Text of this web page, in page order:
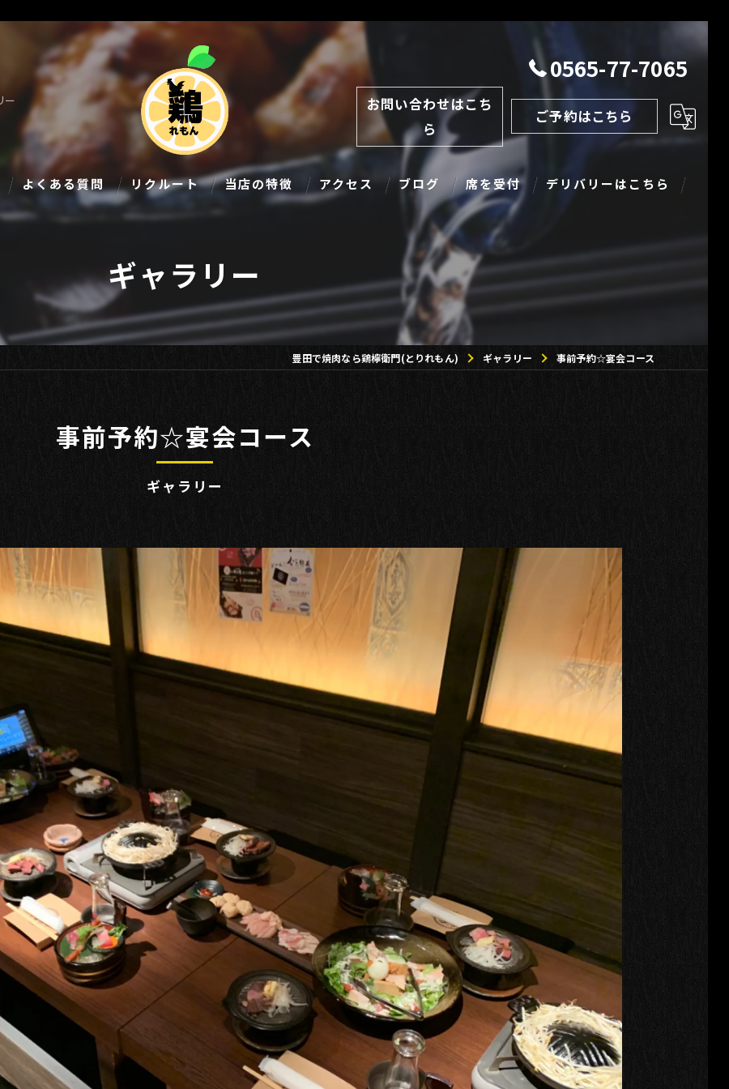
ー
0565-77-7065
お問い合わせはこち
ら
ご予約はこちら
よくある質問 リクルート 当店の特徴
飲み放題
個室
宴会
アクセス ブログ 席を受付 デリバリーはこちら
ギャラリー
豊田で焼肉なら鶏檸衛門(とりれもん) ギャラリー 事前予約☆宴会コース
ギャラリー
事前予約☆宴会コース